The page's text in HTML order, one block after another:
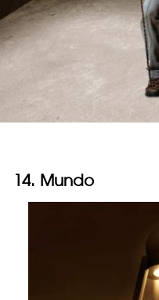
14. Mundo